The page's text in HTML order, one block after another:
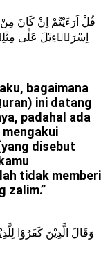
قُلْ اَرَءَيْتُمْ اِنْ كَانَ
اِسْرَاۤءِيْلَ عَلٰى
bagaimana
ini datang
padahal ada
disebut
tidak memberi
zalim.”
وَقَالَ الَّذِيْنَ كَفَرُوْا